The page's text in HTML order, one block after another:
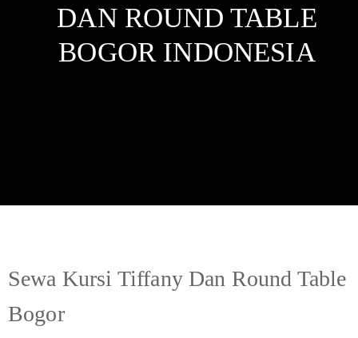
DAN ROUND TABLE
BOGORINDONESIA
Sewa Kursi Tiffany Dan Round Table
Bogor